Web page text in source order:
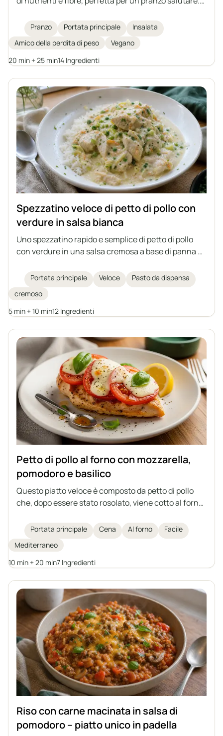
avocado e germogli di semi di zucca, è completata
da una salsa tahina fatta in casa per un tocco extra
di sapore e cremosità. Ideale per chi vuole perdere
peso o cerca un pasto vegetale saziante.
Pranzo Portata principale
Insalata
Amico della perdita di peso
Vegano
20 min + 25 min14 Ingredienti
Spezzatino veloce di petto di pollo con
verdure in salsa bianca
Uno spezzatino rapido e semplice di petto di pollo
con verdure in una salsa cremosa a base di panna e
da servire con riso, pasta o patate.
Portata principale Veloce
Pasto da dispensa
cremoso
5 min + 10 min12 Ingredienti
Petto di pollo al forno con mozzarella,
pomodoro e basilico
Questo piatto veloce è composto da petto di pollo
che, dopo essere stato rosolato, viene cotto al forno
leggero e sostanzioso – un'ottima scelta per pranzo o
cena.
Portata principale Cena Al forno
Facile
Mediterraneo
10 min + 20 min7 Ingredienti
Riso con carne macinata in salsa di
pomodoro – piatto unico in padella